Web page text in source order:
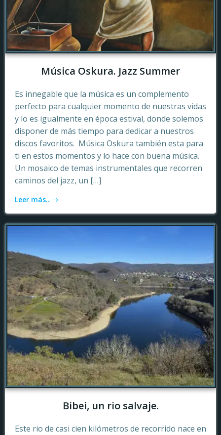
Música Oskura. Jazz Summer
Es innegable que la música es un complemento
perfecto para cualquier momento de nuestras vidas
y lo es igualmente en época estival, donde solemos
disponer de más tiempo para dedicar a nuestros
discos favoritos. Música Oskura también esta para
ti en estos momentos y lo hace con buena música.
Un mosaico de temas instrumentales que recorren
caminos del jazz, un […]
Leer más..
Bibei, un rio salvaje.
Este rio de casi cien kilómetros de recorrido nace en